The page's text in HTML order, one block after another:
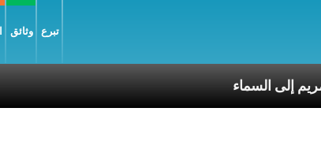
وثائق تبرع
العذراء مريم إلى السماء